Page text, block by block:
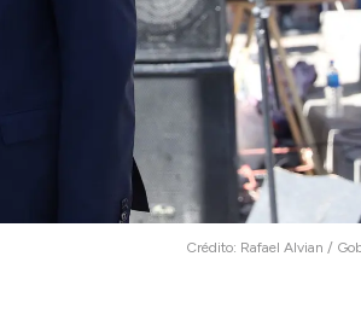
Crédito: Rafael Alvian /